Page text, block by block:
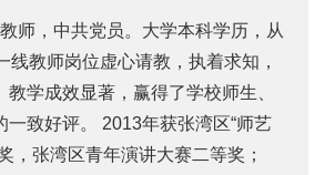
师，中共党员。大学本科学历，从
线教师岗位虚心请教，执着求知，
学成效显著，赢得了学校师生、
一致好评。 2013年获张湾区“师艺
，张湾区青年演讲大赛二等奖；